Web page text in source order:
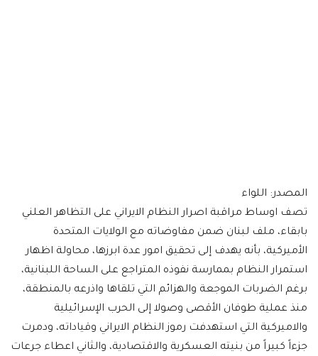
المصدر: اللواء
تصف اوساط مراقبة اصرار النظام الايراني على التظاهر العلني
بابقاء، ملف لبنان ضمن مفاوضاته مع الولايات المتحدة
الأميركية، بأنه يهدف إلى تحقيق امور عدة ابرزها، محاولة اظهار
استمرار النظام بممارسة نفوذه المتراجع على الساحة اللبنانية،
برغم الضربات الموجعة والهزائم التي تلقاها واذرعه بالمنطقة،
منذ عملية طوفان الأقصى وصولا إلى الحرب الإسرائيلية
والاميركية التي استهدفت رموز النظام الايراني وقياداته، ودمرت
جزءاً كبيراً من بنيته العسكرية والاقتصادية، والثاني اعطاء جرعات